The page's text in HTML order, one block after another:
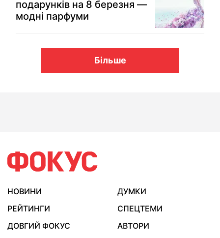
подарунків на 8 березня —
модні парфуми
Більше
НОВИНИ
ДУМКИ
РЕЙТИНГИ
СПЕЦТЕМИ
ДОВГИЙ ФОКУС
АВТОРИ